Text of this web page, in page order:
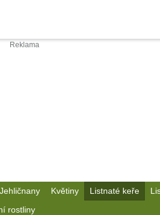
Jehličnany Květiny Listnaté keře
rostliny